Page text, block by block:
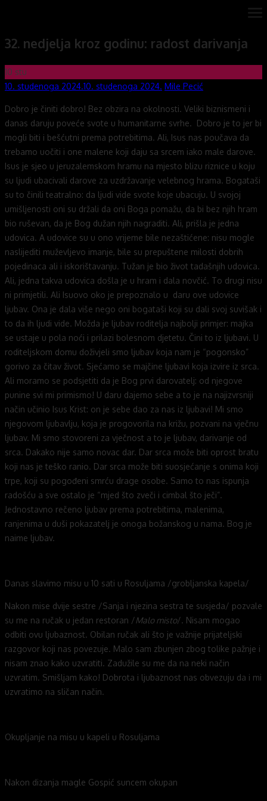
content
32. nedjelja kroz godinu: radost darivanja
10 stu
Posted
10. studenoga 2024.10. studenoga 2024. Author
Mile Pecić
Dobro je činiti dobro! Bez obzira na okolnosti. Veliki biznismeni i
danas daruju poveće svote u humanitarne svrhe. Dobro je to jer bi
mogli biti i bešćutni prema potrebitima. Ali, Isus nas poučava da
trebamo uočiti i one malene koji daju sa srcem iako male darove.
Isus je sjeo u jeruzalemskom hramu na mjesto blizu riznice u koju
su ljudi ubacivali darove za uzdržavanje velebnog hrama. Bogataši
su to činili teatralno: da ljudi vide svote koje ubacuju. U svojoj
umišljenosti oni su držali da oni Boga pomažu, da bi bez njih hram
bio ruševan, da je Bog dužan njih nagraditi. Ali, prišla je jedna
udovica. A udovice su u ono vrijeme bile nezaštićene: nisu mogle
naslijediti muževljevo imanje, bile su prepuštene milosti dobrih
pojedinaca ali i iskorištavanju. Tužan je bio život tadašnjih udovica.
Ali, jedna takva udovica došla je u hram i dala novčić. To drugi nisu
ni primjetili. Ali Isuovo oko je prepoznalo u daru ove udovice
ljubav. Ona je dala više nego oni bogataši koji su dali svoj suvišak i
to da ih ljudi vide. Možda je ljubav roditelja najbolji primjer: majka
se ustaje u pola noći i prilazi bolesnom djetetu. Čini to iz ljubavi. U
roditeljskom domu doživjeli smo ljubav koja nam je “pogonsko”
gorivo za čitav život. Sjećamo se majčine ljubavi koja izvire iz srca.
Ali moramo se podsjetiti da je Bog prvi darovatelj: od njegove
punine svi mi primismo! U daru dajemo sebe a to je na najizvrsniji
način učinio Isus Krist: on je sebe dao za nas iz ljubavi! Mi smo
njegovom ljubavlju, koja je progovorila na križu, pozvani na vječnu
ljubav. Mi smo stovoreni za vječnost a to je ljubav, darivanje od
srca. Dakako nije samo novac dar. Dar srca može biti oprost bratu
koji nas je teško ranio. Dar srca može biti suosjećanje s onima koji
trpe, koji su pogođeni smrću drage osobe. Samo to nas ispunja
radošću a sve ostalo je “mjed što zveči i cimbal što ječi”.
Jednostavno rečeno ljubav prema potrebitima, malenima,
ranjenima u duši pokazatelj je onoga božanskog u nama. Bog je
naime ljubav.
Danas slavimo misu u 10 sati u Rosuljama /grobljanska kapela/
Nakon mise dvije sestre /Sanja i njezina sestra te susjeda/ pozvale
su me na ručak u jedan restoran /Malo misto/. Nisam mogao
odbiti ovu ljubaznost. Obilan ručak ali što je važnije prijateljski
razgovor koji nas povezuje. Malo sam zbunjen zbog tolike pažnje i
nisam znao kako uzvratiti. Zadužile su me da na neki način
uzvratim. Smišljam kako! Dobrota i ljubaznost nas obvezuju da i mi
uzvratimo na sličan način.
Okupljanje na misu u kapeli u Rosuljama
Nakon dizanja magle Gospić suncem okupan